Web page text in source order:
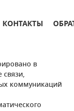
КОНТАКТЫ
в
коммуникаций